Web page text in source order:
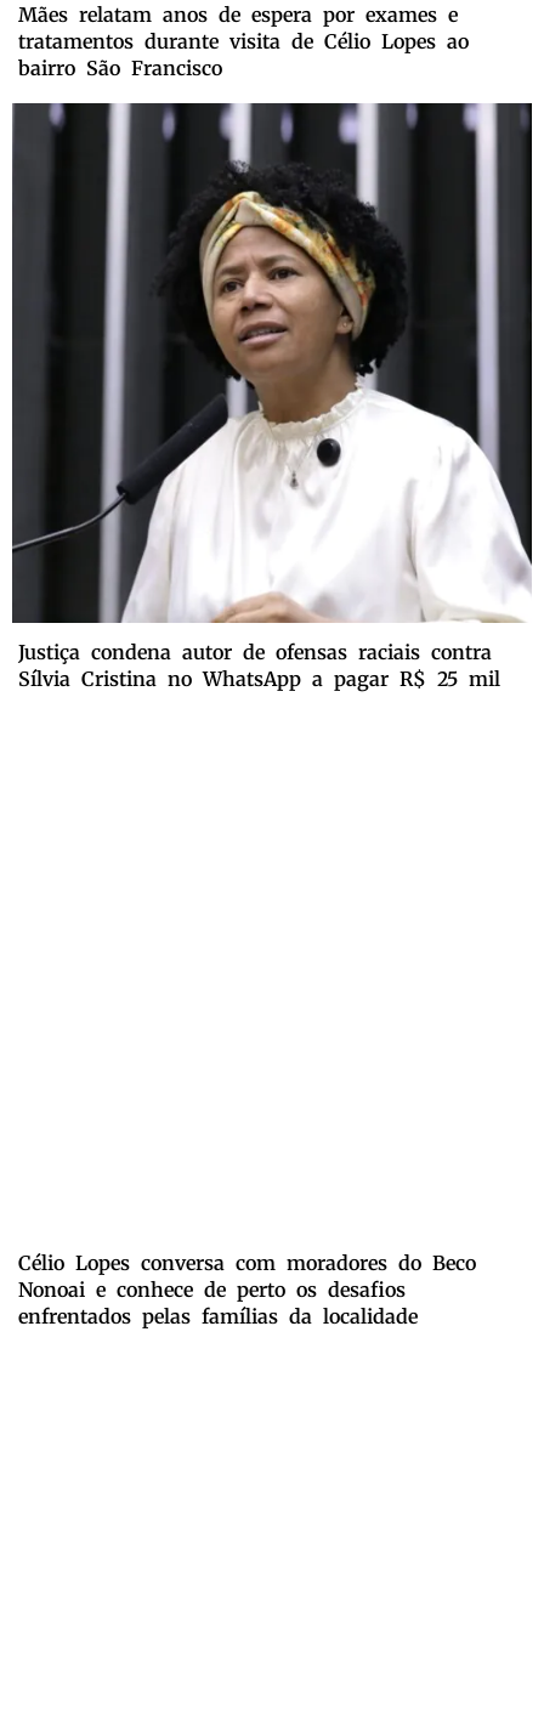
Mães relatam anos de espera por exames e
tratamentos durante visita de Célio Lopes ao
bairro São Francisco
Justiça condena autor de ofensas raciais contra
Sílvia Cristina no WhatsApp a pagar R$ 25 mil
Célio Lopes conversa com moradores do Beco
Nonoai e conhece de perto os desafios
enfrentados pelas famílias da localidade